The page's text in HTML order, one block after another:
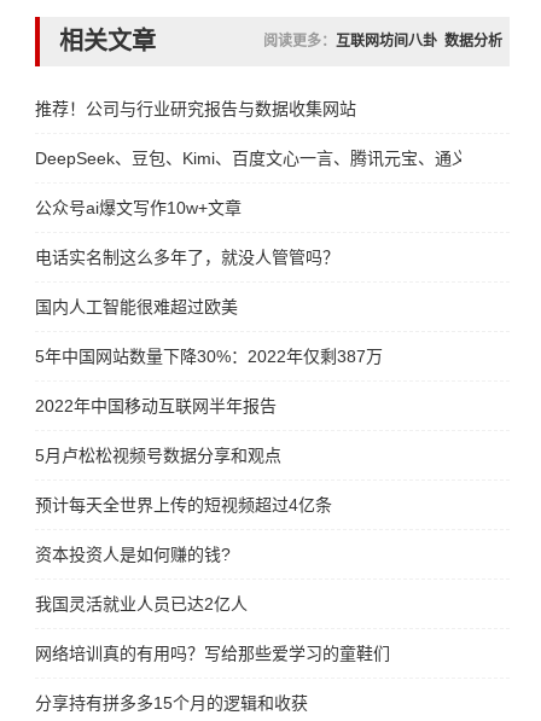
相关文章 阅读更多： 互联网坊间八卦 数据分析
推荐！公司与行业研究报告与数据收集网站
DeepSeek、豆包、Kimi、百度文心一言、腾讯元宝、通义、智谱
公众号ai爆文写作10w+文章
电话实名制这么多年了，就没人管管吗？
国内人工智能很难超过欧美
5年中国网站数量下降30%：2022年仅剩387万
2022年中国移动互联网半年报告
5月卢松松视频号数据分享和观点
预计每天全世界上传的短视频超过4亿条
资本投资人是如何赚的钱?
我国灵活就业人员已达2亿人
网络培训真的有用吗？写给那些爱学习的童鞋们
分享持有拼多多15个月的逻辑和收获